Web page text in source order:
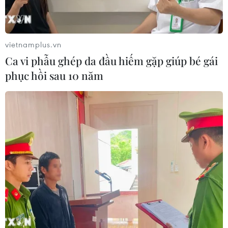
CƠ QUAN CHỦ QUẢN: THÔNG TẤN XÃ VIỆT NAM
Tổng Biên tập: TRẦN TIẾN DUẨN
Phó Tổng Biên tập: NGUYỄN THỊ TÁM, KHÚC THANH
THỦY
Sở hữu trí tuệ
Quy định sử dụng
RSS
Hỗ trợ
vietnamplus.vn
Ca vi phẫu ghép da đầu hiếm gặp giúp bé gái
phục hồi sau 10 năm